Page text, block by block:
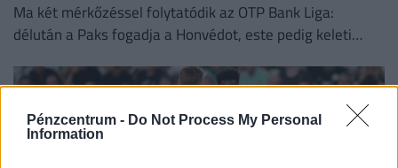
Pénzcentrum - Do Not Process My Personal
Information
Ma két mérkőzéssel folytatódik az OTP Bank Liga:
délután a Paks fogadja a Honvédot, este pedig keleti